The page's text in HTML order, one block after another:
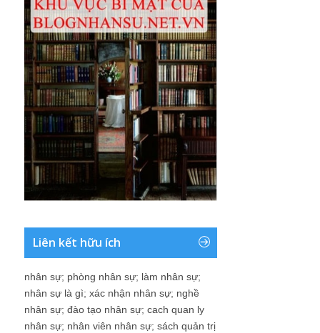
Liên kết hữu ích
nhân sự; phòng nhân sự; làm nhân sự;
nhân sự là gì; xác nhận nhân sự; nghề
nhân sự; đào tạo nhân sự; cach quan ly
nhân sự; nhân viên nhân sự; sách quản trị